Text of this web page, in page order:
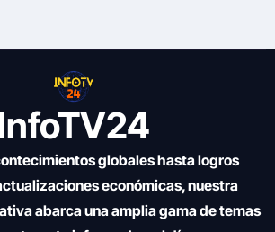
globales hasta logros
económicas, nuestra
abarca una amplia gama de temas